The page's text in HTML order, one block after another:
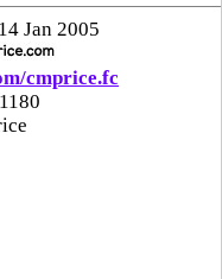
ฐาน“
าติเชื่อมั่นลงทุนครึ่งปี
Jan 2005
cmprice.fc